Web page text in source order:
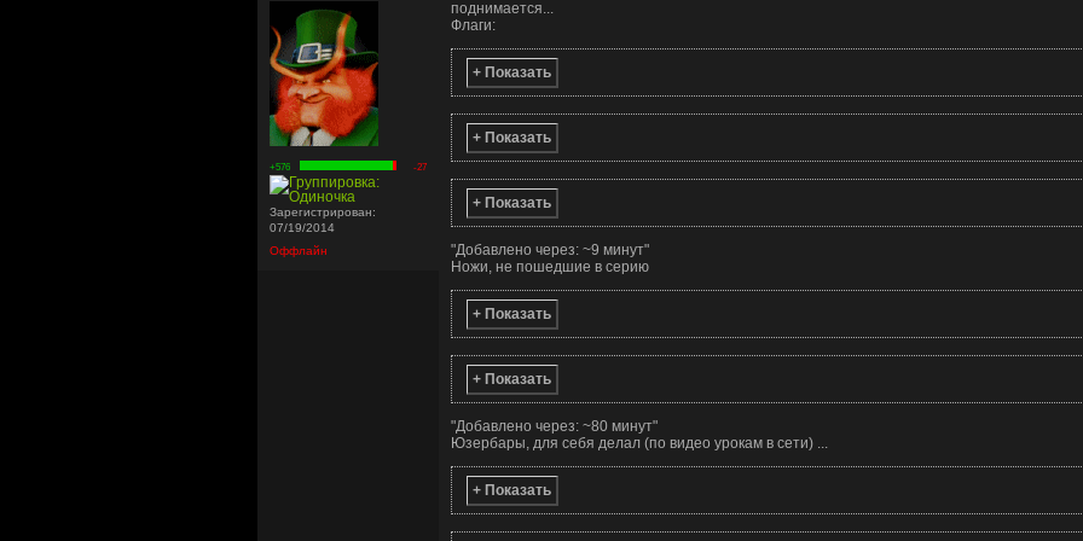
+576 -27
Зарегистрирован:
07/19/2014
Оффлайн
поднимается...
Флаги:
+ Показать
+ Показать
+ Показать
"Добавлено через: ~9 минут"
Ножи, не пошедшие в серию
+ Показать
+ Показать
"Добавлено через: ~80 минут"
Юзербары, для себя делал (по видео урокам в сети) ...
+ Показать